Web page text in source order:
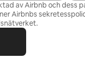
av Airbnb och dess
Airbnbs
.